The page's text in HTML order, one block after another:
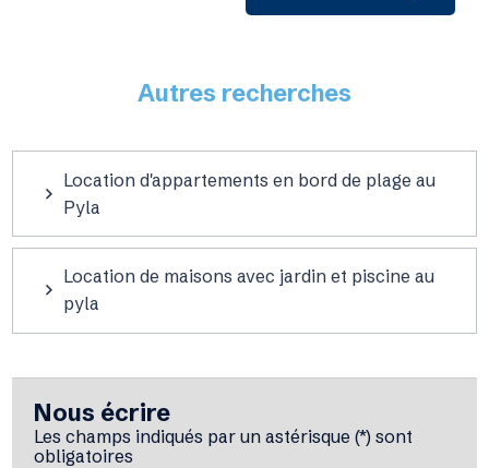
Autres recherches
Location d'appartements en bord de plage au
Pyla
Location de maisons avec jardin et piscine au
pyla
Nous écrire
Les champs indiqués par un astérisque (*) sont
obligatoires